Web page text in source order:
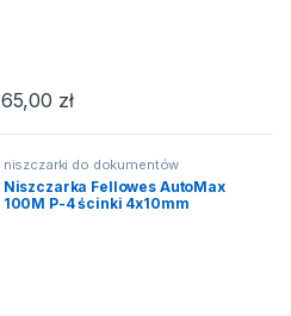
65,00 zł
niszczarki do dokumentów
Niszczarka Fellowes AutoMax
100M P-4 ścinki 4x10mm